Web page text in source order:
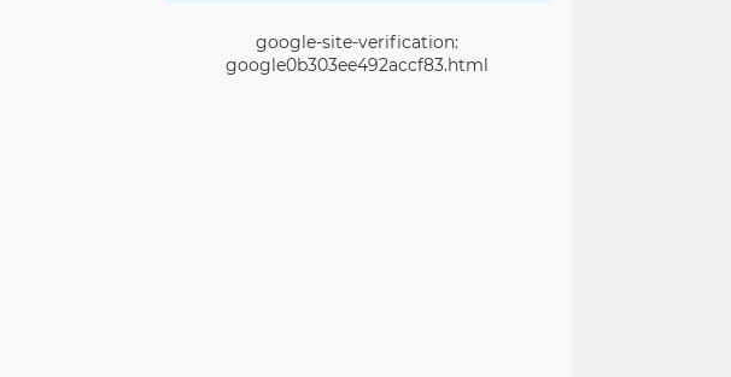
google-site-verification:
google0b303ee492accf83.html